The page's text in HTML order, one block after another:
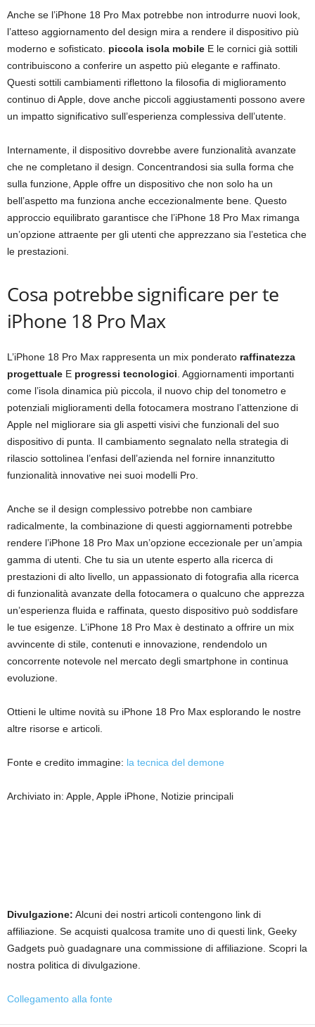
Anche se l’iPhone 18 Pro Max potrebbe non introdurre nuovi look,
l’atteso aggiornamento del design mira a rendere il dispositivo più
moderno e sofisticato. piccola isola mobile E le cornici già sottili
contribuiscono a conferire un aspetto più elegante e raffinato.
Questi sottili cambiamenti riflettono la filosofia di miglioramento
continuo di Apple, dove anche piccoli aggiustamenti possono avere
un impatto significativo sull’esperienza complessiva dell’utente.
Internamente, il dispositivo dovrebbe avere funzionalità avanzate
che ne completano il design. Concentrandosi sia sulla forma che
sulla funzione, Apple offre un dispositivo che non solo ha un
bell’aspetto ma funziona anche eccezionalmente bene. Questo
approccio equilibrato garantisce che l’iPhone 18 Pro Max rimanga
un’opzione attraente per gli utenti che apprezzano sia l’estetica che
le prestazioni.
Cosa potrebbe significare per te
iPhone 18 Pro Max
L’iPhone 18 Pro Max rappresenta un mix ponderato raffinatezza
progettuale E progressi tecnologici . Aggiornamenti importanti
come l’isola dinamica più piccola, il nuovo chip del tonometro e
potenziali miglioramenti della fotocamera mostrano l’attenzione di
Apple nel migliorare sia gli aspetti visivi che funzionali del suo
dispositivo di punta. Il cambiamento segnalato nella strategia di
rilascio sottolinea l’enfasi dell’azienda nel fornire innanzitutto
funzionalità innovative nei suoi modelli Pro.
Anche se il design complessivo potrebbe non cambiare
radicalmente, la combinazione di questi aggiornamenti potrebbe
rendere l’iPhone 18 Pro Max un’opzione eccezionale per un’ampia
gamma di utenti. Che tu sia un utente esperto alla ricerca di
prestazioni di alto livello, un appassionato di fotografia alla ricerca
di funzionalità avanzate della fotocamera o qualcuno che apprezza
un’esperienza fluida e raffinata, questo dispositivo può soddisfare
le tue esigenze. L’iPhone 18 Pro Max è destinato a offrire un mix
avvincente di stile, contenuti e innovazione, rendendolo un
concorrente notevole nel mercato degli smartphone in continua
evoluzione.
Ottieni le ultime novità su iPhone 18 Pro Max esplorando le nostre
altre risorse e articoli.
Fonte e credito immagine: la tecnica del demone
Archiviato in: Apple, Apple iPhone, Notizie principali
Divulgazione: Alcuni dei nostri articoli contengono link di
affiliazione. Se acquisti qualcosa tramite uno di questi link, Geeky
Gadgets può guadagnare una commissione di affiliazione. Scopri la
nostra politica di divulgazione.
Collegamento alla fonte